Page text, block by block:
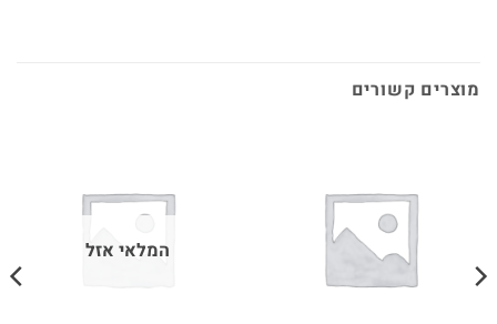
מוצרים קשורים
המלאי אזל